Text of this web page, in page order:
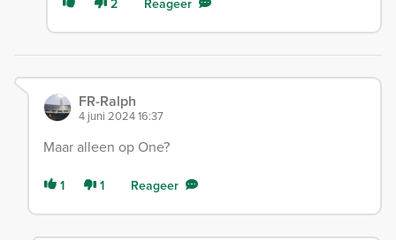
2 Reageer
FR-Ralph
4 juni 2024 16:37
Maar alleen op One?
1 1 Reageer